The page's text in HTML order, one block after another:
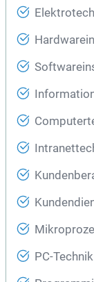
PC-Technik